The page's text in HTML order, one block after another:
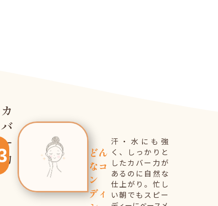
カ
バ
ー
力
どん
なコ
ン
ディ
汗・水にも強
く、しっかりと
したカバー力が
あるのに自然な
仕上がり。忙し
い朝でもスピー